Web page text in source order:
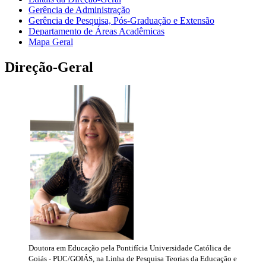
Gerência de Administração
Gerência de Pesquisa, Pós-Graduação e Extensão
Departamento de Áreas Acadêmicas
Mapa Geral
Direção-Geral
Doutora em Educação pela Pontifícia Universidade Católica de
Goiás - PUC/GOIÁS, na Linha de Pesquisa Teorias da Educação e